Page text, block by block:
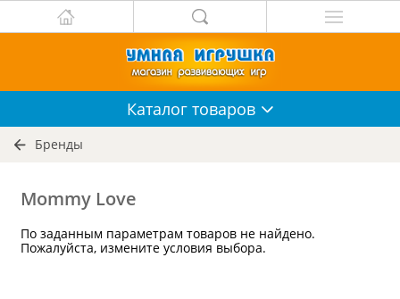
Каталог товаров
Бренды
Mommy Love
По заданным параметрам товаров не найдено.
Пожалуйста, измените условия выбора.